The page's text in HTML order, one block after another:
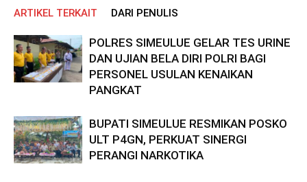
ARTIKEL TERKAIT DARI PENULIS
POLRES SIMEULUE GELAR TES URINE
DAN UJIAN BELA DIRI POLRI BAGI
PERSONEL USULAN KENAIKAN
PANGKAT
BUPATI SIMEULUE RESMIKAN POSKO
ULT P4GN, PERKUAT SINERGI
PERANGI NARKOTIKA